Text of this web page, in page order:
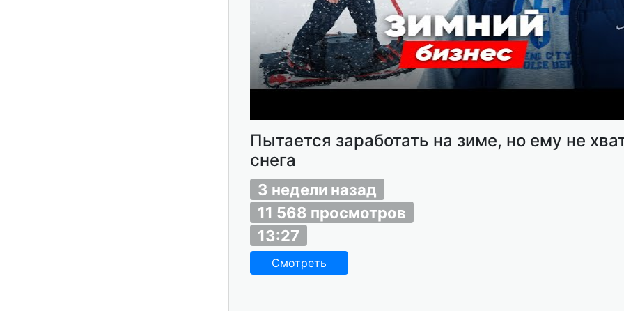
Пытается заработать на зиме, но ему не
снега
3 недели назад
11 568 просмотров
13:27
Смотреть